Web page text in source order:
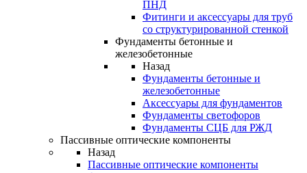
ПНД
Фитинги и аксессуары для труб
со структурированной стенкой
Фундаменты бетонные и
железобетонные
Назад
Фундаменты бетонные и
железобетонные
Аксессуары для фундаментов
Фундаменты светофоров
Фундаменты СЦБ для РЖД
Пассивные оптические компоненты
Назад
Пассивные оптические компоненты